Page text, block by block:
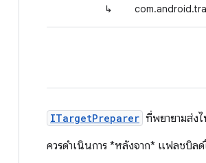
↳
ITargetPreparer ที่พยายามส่ง
ควรดำเนินการ *หลังจาก* แฟลชบิล